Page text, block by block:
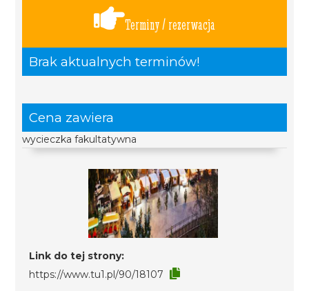
Terminy / rezerwacja
Brak aktualnych terminów!
Cena zawiera
wycieczka fakultatywna
Link do tej strony:
https://www.tu1.pl/90/18107